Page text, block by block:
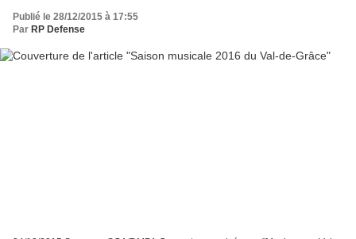
Publié le 28/12/2015 à 17:55
Par RP Defense